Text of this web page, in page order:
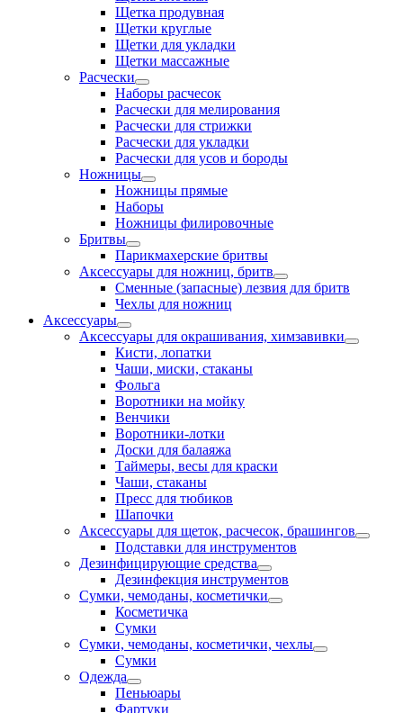
Щетка продувная
Щетки круглые
Щетки для укладки
Щетки массажные
Расчески
Наборы расчесок
Расчески для мелирования
Расчески для стрижки
Расчески для укладки
Расчески для усов и бороды
Ножницы
Ножницы прямые
Наборы
Ножницы филировочные
Бритвы
Парикмахерские бритвы
Аксессуары для ножниц, бритв
Сменные (запасные) лезвия для бритв
Чехлы для ножниц
Аксессуары
Аксессуары для окрашивания, химзавивки
Кисти, лопатки
Чаши, миски, стаканы
Фольга
Воротники на мойку
Венчики
Воротники-лотки
Доски для балаяжа
Таймеры, весы для краски
Чаши, стаканы
Пресс для тюбиков
Шапочки
Аксессуары для щеток, расчесок, брашингов
Подставки для инструментов
Дезинфицирующие средства
Дезинфекция инструментов
Сумки, чемоданы, косметички
Косметичка
Сумки
Сумки, чемоданы, косметички, чехлы
Сумки
Одежда
Пеньюары
Фартуки